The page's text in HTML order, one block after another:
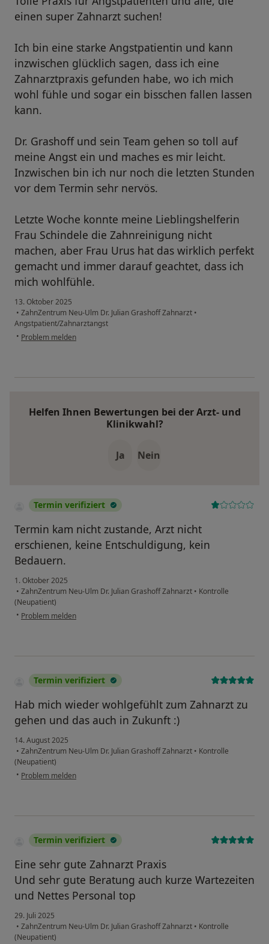
einen super Zahnarzt suchen!
Ich bin eine starke Angstpatientin und kann
inzwischen glücklich sagen, dass ich eine
Zahnarztpraxis gefunden habe, wo ich mich
wohl fühle und sogar ein bisschen fallen lassen
kann.
Dr. Grashoff und sein Team gehen so toll auf
meine Angst ein und maches es mir leicht.
Inzwischen bin ich nur noch die letzten Stunden
vor dem Termin sehr nervös.
Letzte Woche konnte meine Lieblingshelferin
Frau Schindele die Zahnreinigung nicht
machen, aber Frau Urus hat das wirklich perfekt
gemacht und immer darauf geachtet, dass ich
mich wohlfühle.
13. Oktober 2025
• ZahnZentrum Neu-Ulm Dr. Julian Grashoff Zahnarzt •
Angstpatient/Zahnarztangst
• Problem melden
Helfen Ihnen Bewertungen bei der Arzt- und
Klinikwahl?
Ja Nein
Termin verifiziert
Termin kam nicht zustande, Arzt nicht
erschienen, keine Entschuldigung, kein
Bedauern.
1. Oktober 2025
• ZahnZentrum Neu-Ulm Dr. Julian Grashoff Zahnarzt • Kontrolle
(Neupatient)
• Problem melden
Termin verifiziert
Hab mich wieder wohlgefühlt zum Zahnarzt zu
gehen und das auch in Zukunft :)
14. August 2025
• ZahnZentrum Neu-Ulm Dr. Julian Grashoff Zahnarzt • Kontrolle
(Neupatient)
• Problem melden
Termin verifiziert
Eine sehr gute Zahnarzt Praxis
Und sehr gute Beratung auch kurze Wartezeiten
und Nettes Personal top
29. Juli 2025
• ZahnZentrum Neu-Ulm Dr. Julian Grashoff Zahnarzt • Kontrolle
(Neupatient)